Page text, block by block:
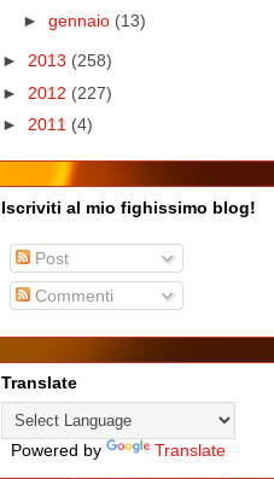
► gennaio (13)
► 2013 (258)
► 2012 (227)
► 2011 (4)
Iscriviti al mio fighissimo blog!
Post
Commenti
Translate
Powered by Translate